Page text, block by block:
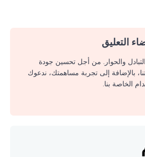
التعليق
والحوار. من أجل تحسين جودة
بالإضافة إلى تجربة مساهمتك، ندعوك
الخاصة بنا.